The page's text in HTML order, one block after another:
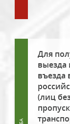
Для
выезда
въезда
(лиц